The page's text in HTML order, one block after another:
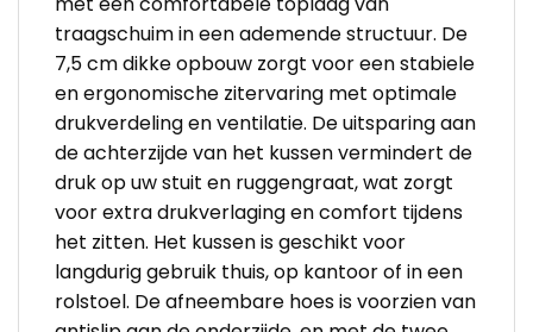
traagschuim in een ademende structuur. De
7,5 cm dikke opbouw zorgt voor een stabiele
en ergonomische zitervaring met optimale
drukverdeling en ventilatie. De uitsparing aan
de achterzijde van het kussen vermindert de
druk op uw stuit en ruggengraat, wat zorgt
voor extra drukverlaging en comfort tijdens
het zitten. Het kussen is geschikt voor
langdurig gebruik thuis, op kantoor of in een
rolstoel. De afneembare hoes is voorzien van